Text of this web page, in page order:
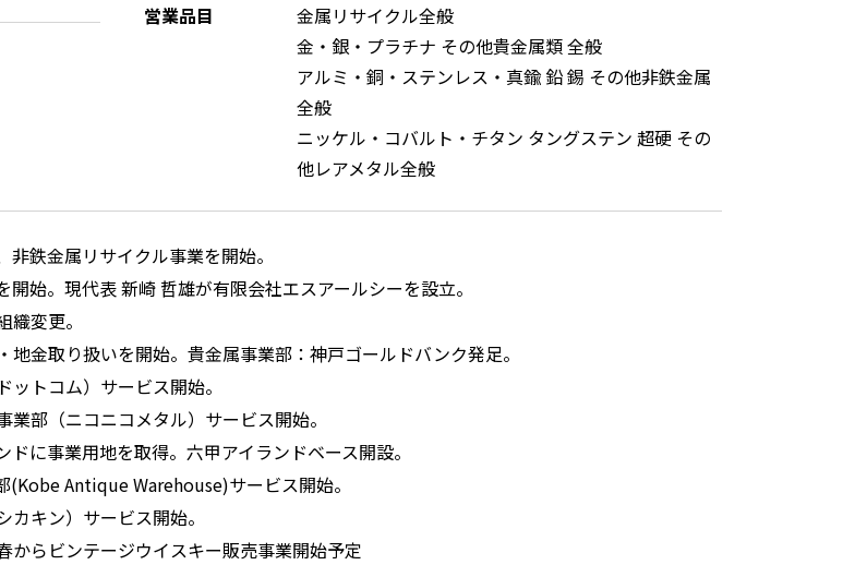
営業品目
金属リサイクル全般
金・銀・プラチナ その他貴金属類 全般
アルミ・銅・ステンレス・真鍮 鉛 錫 その他非鉄金属
全般
ニッケル・コバルト・チタン タングステン 超硬 その
他レアメタル全般
鉄金属リサイクル事業を開始。
始。現代表 新崎 哲雄が有限会社エスアールシーを設立。
変更。
金取り扱いを開始。貴金属事業部：神戸ゴールドバンク発足。
トコム）サービス開始。
部（ニコニコメタル）サービス開始。
に事業用地を取得。六甲アイランドベース開設。
(Kobe Antique Warehouse)サービス開始。
キン）サービス開始。
からビンテージウイスキー販売事業開始予定